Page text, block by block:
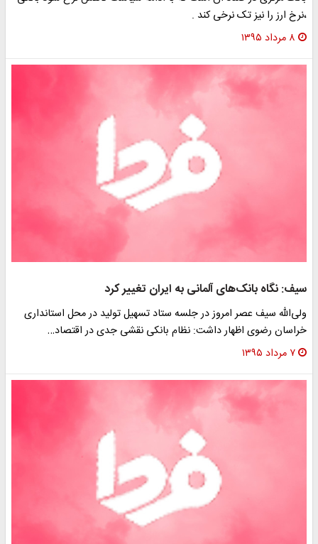
،نرخ ارز را نیز تک نرخی کند .
۸ مرداد ۱۳۹۵
سیف: نگاه بانک‌های آلمانی به ایران تغییر کرد‌
ولی‌الله سیف عصر امروز در جلسه ستاد تسهیل تولید در محل استانداری
خراسان رضوی اظهار داشت: نظام بانکی نقشی جدی در اقتصاد…
۷ مرداد ۱۳۹۵